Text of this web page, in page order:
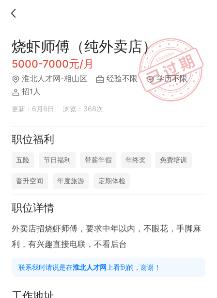
烧虾师傅（纯外卖店）
5000-7000元/月
淮北人才网-相山区 经验不限
学历不限
招1人
更新：6月6日 浏览：368次
职位福利
五险 节日福利 带薪年假 年终奖 免费培训
晋升空间 年度旅游 定期体检
职位详情
外卖店招烧虾师傅，要求中年以内，不眼花，手脚麻
利，有兴趣直接电联，不看后台
联系我时请说是在淮北人才网 上看到的，谢谢！